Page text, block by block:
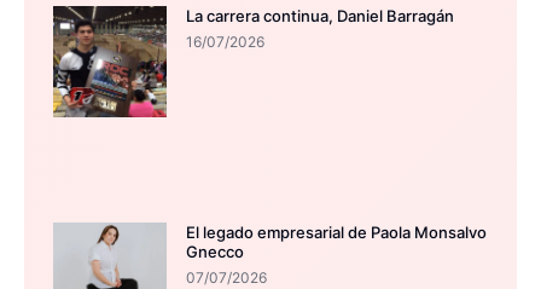
La carrera continua, Daniel Barragán
16/07/2026
El legado empresarial de Paola Monsalvo
Gnecco
07/07/2026